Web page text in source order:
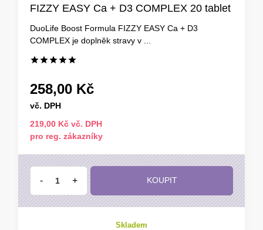
FIZZY EASY Ca + D3 COMPLEX 20 tablet
DuoLife Boost Formula FIZZY EASY Ca + D3
COMPLEX je doplněk stravy v ...
258,00 Kč
vč. DPH
219,00 Kč vč. DPH
pro reg. zákazníky
- + KOUPIT
Skladem